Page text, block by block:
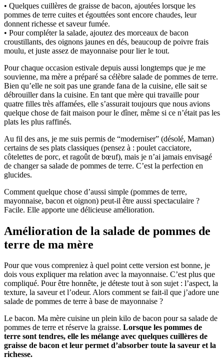
• Quelques cuillères de graisse de bacon, ajoutées lorsque les
pommes de terre cuites et égouttées sont encore chaudes, leur
donnent richesse et saveur fumée.
• Pour compléter la salade, ajoutez des morceaux de bacon
croustillants, des oignons jaunes en dés, beaucoup de poivre frais
moulu, et juste assez de mayonnaise pour lier le tout.
Pour chaque occasion estivale depuis aussi longtemps que je me
souvienne, ma mère a préparé sa célèbre salade de pommes de terre.
Bien qu’elle ne soit pas une grande fana de la cuisine, elle sait se
débrouiller dans la cuisine. En tant que mère qui travaille pour
quatre filles très affamées, elle s’assurait toujours que nous avions
quelque chose de fait maison pour le dîner, même si ce n’était pas les
plats les plus raffinés.
Au fil des ans, je me suis permis de “moderniser” (désolé, Maman)
certains de ses plats classiques (pensez à : poulet cacciatore,
côtelettes de porc, et ragoût de bœuf), mais je n’ai jamais envisagé
de changer sa salade de pommes de terre. C’est la perfection en
glucides.
Comment quelque chose d’aussi simple (pommes de terre,
mayonnaise, bacon et oignon) peut-il être aussi spectaculaire ?
Facile. Elle apporte une délicieuse amélioration.
Amélioration de la salade de pommes de
terre de ma mère
Pour que vous compreniez à quel point cette version est bonne, je
dois vous expliquer ma relation avec la mayonnaise. C’est plus que
compliqué. Pour être honnête, je déteste tout à son sujet : l’aspect, la
texture, la saveur et l’odeur. Alors comment se fait-il que j’adore une
salade de pommes de terre à base de mayonnaise ?
Le bacon. Ma mère cuisine un plein kilo de bacon pour sa salade de
pommes de terre et réserve la graisse. Lorsque les pommes de
terre sont tendres, elle les mélange avec quelques cuillères de
graisse de bacon et leur permet d’absorber toute la saveur et la
richesse.